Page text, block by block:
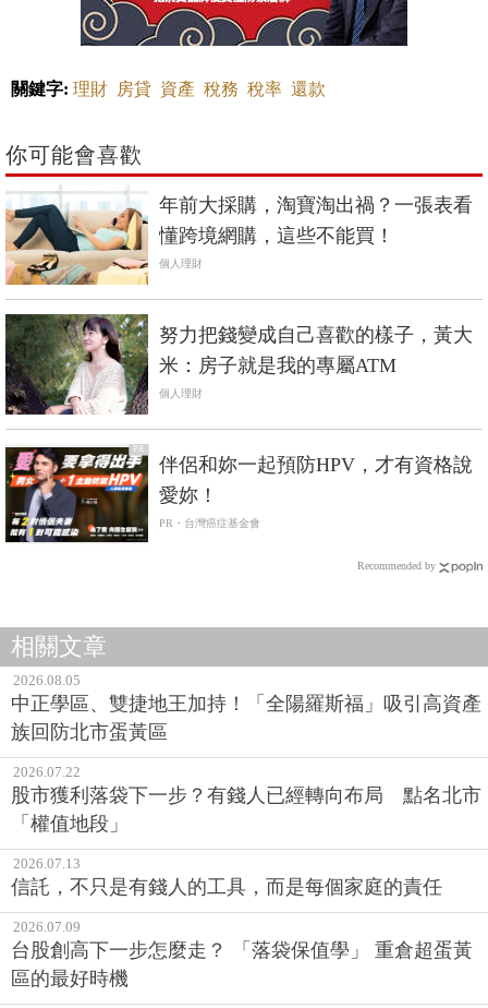
關鍵字: 理財 房貸 資產 稅務 稅率 還款
你可能會喜歡
年前大採購，淘寶淘出禍？一張表看
懂跨境網購，這些不能買！
個人理財
努力把錢變成自己喜歡的樣子，黃大
米：房子就是我的專屬ATM
個人理財
PR
伴侶和妳一起預防HPV，才有資格說
愛妳！
PR・台灣癌症基金會
Recommended by
相關文章
2026.08.05
中正學區、雙捷地王加持！「全陽羅斯福」吸引高資產
族回防北市蛋黃區
2026.07.22
股市獲利落袋下一步？有錢人已經轉向布局 點名北市
「權值地段」
2026.07.13
信託，不只是有錢人的工具，而是每個家庭的責任
2026.07.09
台股創高下一步怎麼走？ 「落袋保值學」 重倉超蛋黃
區的最好時機